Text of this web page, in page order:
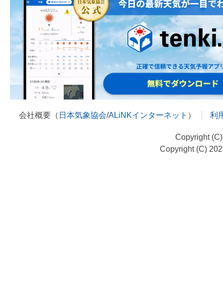
会社概要（ 日本気象協会/ALiNKインターネット ） 利
Copyright
Copyright (C)